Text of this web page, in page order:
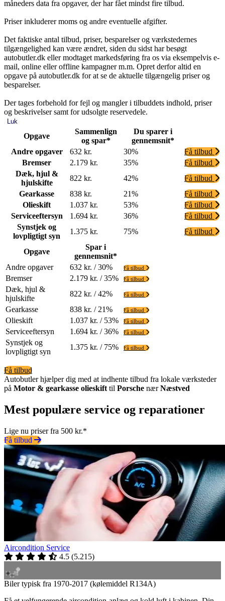
måneders data fra opgaver, der har fået mindst fire tilbud.
Priser inkluderer moms og andre eventuelle afgifter.
Det faktiske antal tilbud, priser, besparelser og værkstedernes
tilgængelighed kan være ændret, siden du sidst har besøgt
autobutler.dk eller modtaget markedsføring fra os via eksempelvis e-
mail, online eller offline kampagner m.m. Opret derfor altid en
opgave på autobutler.dk for at se de aktuelle tilgængelig priser og
besparelser.
Der tages forbehold for fejl og mangler i tilbuddets indhold, priser
og beskrivelser samt for udsolgte reservedele.
Luk
Opgave
Sammenlign
og spar*
Du sparer i
gennemsnit*
Andre opgaver
632 kr. 30%
Få tilbud
Bremser
2.179 kr. 35%
Få tilbud
Dæk, hjul &
hjulskifte
822 kr. 42%
Få tilbud
Gearkasse
838 kr. 21%
Få tilbud
Olieskift
1.037 kr. 53%
Få tilbud
Serviceeftersyn
1.694 kr. 36%
Få tilbud
Synstjek og
lovpligtigt syn
1.375 kr. 75% Få tilbud
Opgave
Spar i
gennemsnit*
Andre opgaver
632 kr. / 30% Få tilbud
Bremser 2.179 kr. / 35% Få tilbud
Dæk, hjul &
hjulskifte
822 kr. / 42% Få tilbud
Gearkasse 838 kr. / 21% Få tilbud
Olieskift 1.037 kr. / 53% Få tilbud
Serviceeftersyn 1.694 kr. / 36% Få tilbud
Synstjek og
lovpligtigt syn
1.375 kr. / 75% Få tilbud
Få tilbud
Autobutler hjælper dig med at indhente tilbud fra lokale værksteder
på Motor & gearkasse olieskifttil Porsche nærNæstved
Mest populære service og reparationer
Lige nu priser fra 500 kr.*
Få tilbud
Aircondition Service
4.5 (5.215)
Biler typisk fra 1970-2017 (kølemiddel R134A)